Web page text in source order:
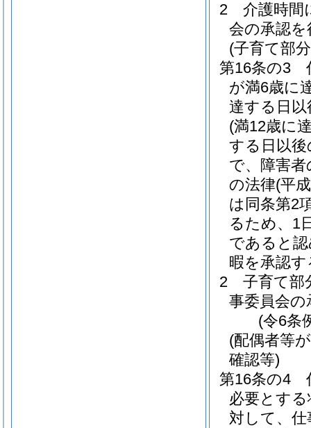
2
介護時間
会の承認
(子育て部
第16条の3
が満6歳に
達する日
(満12歳に
する日以
で、障害
の法律(平
は同条第2
るため、1
であると
暇を承認
2
子育て部
事委員会
(令6条
(配偶者等
確認等)
第16条の4
必要とす
対して、